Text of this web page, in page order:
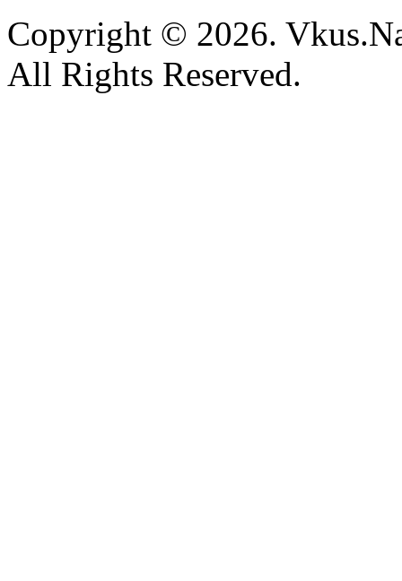
Copyright © 2026.
All Rights Reserved.